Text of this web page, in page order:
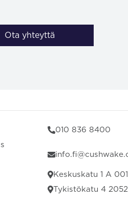
Ota yhteyttä
010 836 8400
Keskuskatu 1 A
Tykistökatu 4